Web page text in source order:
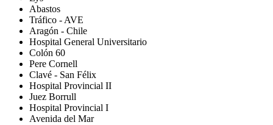
Abastos
Tráfico - AVE
Aragón - Chile
Hospital General Universitario
Colón 60
Pere Cornell
Clavé - San Félix
Hospital Provincial II
Juez Borrull
Hospital Provincial I
Avenida del Mar